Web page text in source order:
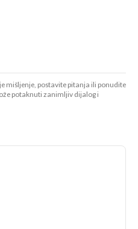
mišljenje, postavite pitanja ili ponudite
potaknuti zanimljiv dijalog i